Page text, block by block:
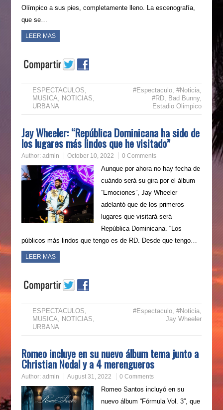
Olímpico a sus pies, completamente lleno. La escenografía,
que se…
LEER MAS
ESPECTACULOS
MUSICA
NOTICIAS
URBANA
#Espectaculo ,#Noticia
#RD Bad Bunny,
Estadio Olimpico
Jay Wheeler: “República Dominicana ha sido de
los lugares más lindos que he visitado”
Author: admin October 10, 2022 0 Comments
Aunque por ahora no hay fecha de
cuándo será su gira por el álbum
“Emociones”, Jay Wheeler
adelantó que de los primeros
lugares que visitará será
República Dominicana. “Los
públicos más lindos que tengo es de RD. Desde que tengo…
LEER MAS
ESPECTACULOS
MUSICA
NOTICIAS
URBANA
#Espectaculo ,#Noticia
Jay Wheeler
Romeo incluye en su nuevo álbum tema junto a
Christian Nodal y a 4 merengueros
Author: admin August 31, 2022 0 Comments
Romeo Santos incluyó en su
nuevo álbum “Fórmula Vol. 3”, que